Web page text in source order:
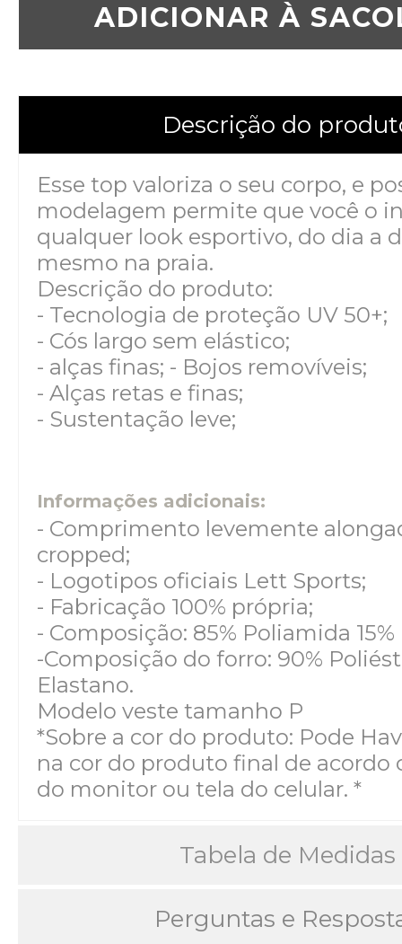
ADICIONAR À
Descrição do
Esse top valoriza o seu corpo, e
modelagem permite que você o
qualquer look esportivo, do dia a
mesmo na praia.
Descrição do produto:
- Tecnologia de proteção UV 50+;
- Cós largo sem elástico;
- alças finas; - Bojos removíveis;
- Alças retas e finas;
- Sustentação leve;
Informações adicionais:
- Comprimento levemente
cropped;
- Logotipos oficiais Lett Sports;
- Fabricação 100% própria;
- Composição: 85% Poliamida
-Composição do forro: 90%
Elastano.
Modelo veste tamanho P
*Sobre a cor do produto: Pode
na cor do produto final de acordo
do monitor ou tela do celular. *
Tabela de Medidas
Perguntas e